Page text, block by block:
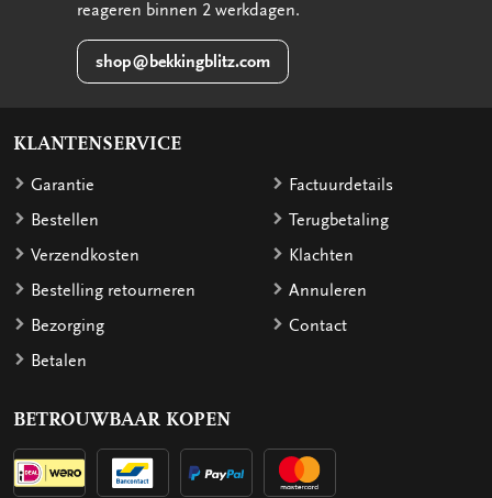
reageren binnen 2 werkdagen.
shop@bekkingblitz.com
KLANTENSERVICE
Garantie
Bestellen
Verzendkosten
Bestelling retourneren
Bezorging
Betalen
Factuurdetails
Terugbetaling
Klachten
Annuleren
Contact
BETROUWBAAR KOPEN